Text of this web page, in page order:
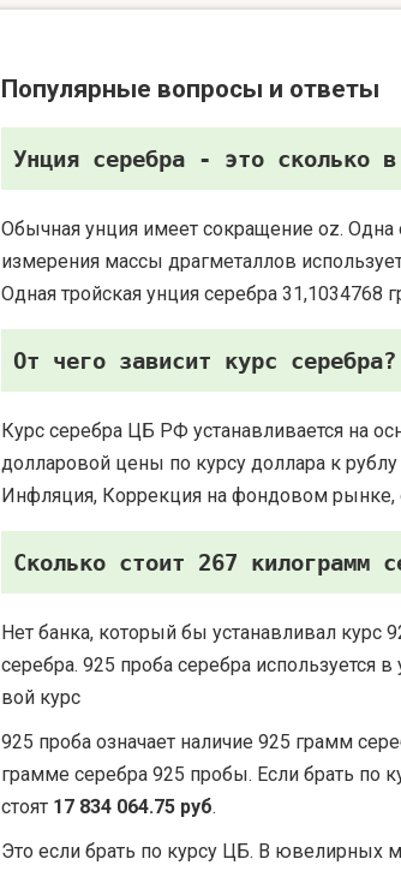
Популярные вопросы и ответы
Унция серебра - это сколько в
Обычная унция имеет сокращение oz.
измерения массы драгметаллов
Одная тройская унция серебра 31,1034768
От чего зависит курс серебра?
Курс серебра ЦБ РФ устанавливается на
долларовой цены по курсу доллара к
Инфляция, Коррекция на фондовом рынке,
Сколько стоит 267 килограмм
Нет банка, который бы устанавливал курс
серебра. 925 проба серебра
вой курс
925 проба означает наличие 925 грамм
грамме серебра 925 пробы. Если брать по
стоят 17 834 064.75 руб.
Это если брать по курсу ЦБ. В ювелирных